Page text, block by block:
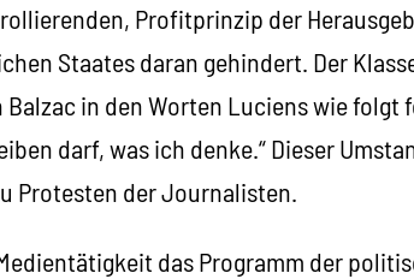
Profitprinzip der
Staates daran gehindert. Der
in den Worten Luciens wie folgt
darf, was ich denke.“ Dieser
Protesten der Journalisten.
das Programm der